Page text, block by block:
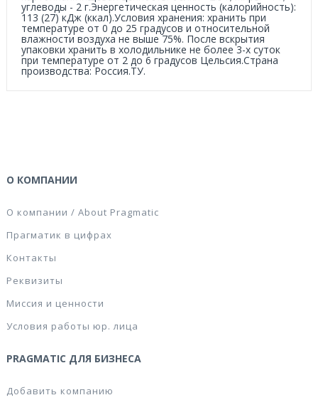
углеводы - 2 г.Энергетическая ценность (калорийность):
113 (27) кДж (ккал).Условия хранения: хранить при
температуре от 0 до 25 градусов и относительной
влажности воздуха не выше 75%. После вскрытия
упаковки хранить в холодильнике не более 3-х суток
при температуре от 2 до 6 градусов Цельсия.Страна
производства: Россия.ТУ.
О КОМПАНИИ
О компании / About Pragmatic
Прагматик в цифрах
Контакты
Реквизиты
Миссия и ценности
Условия работы юр. лица
PRAGMATIC ДЛЯ БИЗНЕСА
Добавить компанию